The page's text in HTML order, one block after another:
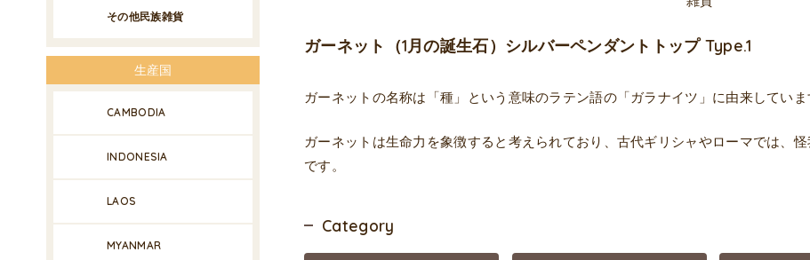
ガーネット（1月の誕生石）シルバーペンダントトップ Type.1
ガーネットの名称は「種」という意味のラテン語の「ガラナイツ」に由来してい
ガーネットは生命力を象徴すると考えられており、古代ギリシャやローマでは、
です。
Category
その他民族雑貨
生産国
CAMBODIA
INDONESIA
LAOS
MYANMAR